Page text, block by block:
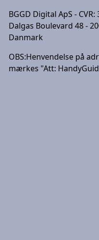
BGGD Digital ApS - CVR:
Dalgas Boulevard 48 -
Danmark
OBS:Henvendelse på
mærkes "Att: